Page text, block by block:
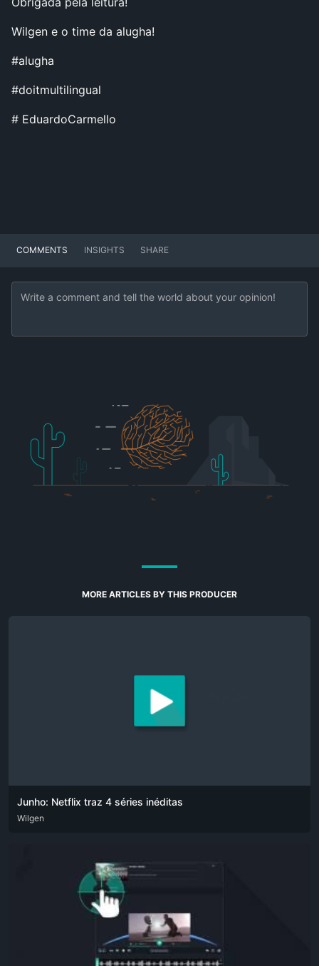
Wilgen e o time da alugha!
#alugha
#doitmultilingual
# EduardoCarmello
COMMENTS INSIGHTS SHARE
MORE ARTICLES BY THIS PRODUCER
Junho: Netflix traz 4 séries inéditas
DEU ENG
Wilgen